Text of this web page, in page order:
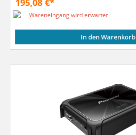
Wareneingang wird erwartet
In den Warenkorb